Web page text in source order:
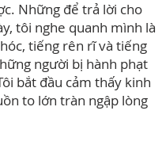
Những để trả lời cho
tôi nghe quanh mình là
tiếng rên rĩ và tiếng
người bị hành phạt
bắt đầu cảm thấy kinh
to lớn tràn ngập lòng